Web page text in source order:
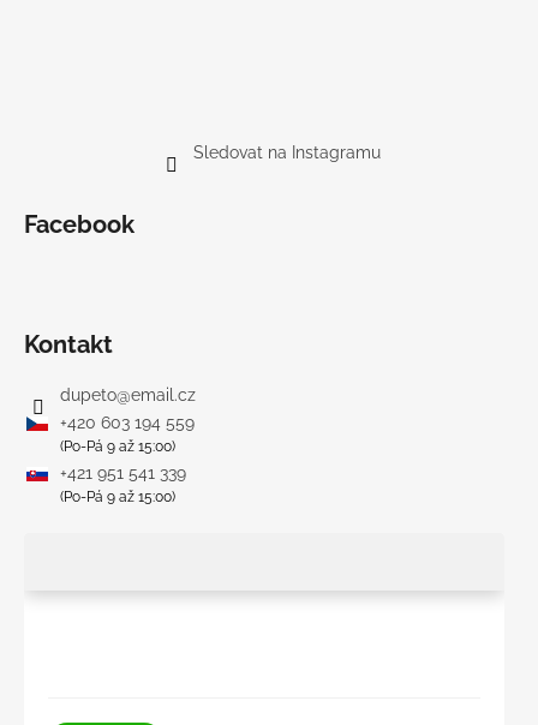
Sledovat na Instagramu
Facebook
Kontakt
dupeto@email.cz
+420 603 194 559
(Po-Pá 9 až 15:00)
+421 951 541 339
(Po-Pá 9 až 15:00)